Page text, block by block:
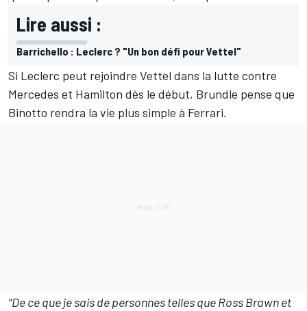
Lire aussi :
Barrichello : Leclerc ? "Un bon défi pour Vettel"
Si Leclerc peut rejoindre Vettel dans la lutte contre
Mercedes et Hamilton dès le début, Brundle pense que
Binotto rendra la vie plus simple à Ferrari.
"De ce que je sais de personnes telles que Ross Brawn et